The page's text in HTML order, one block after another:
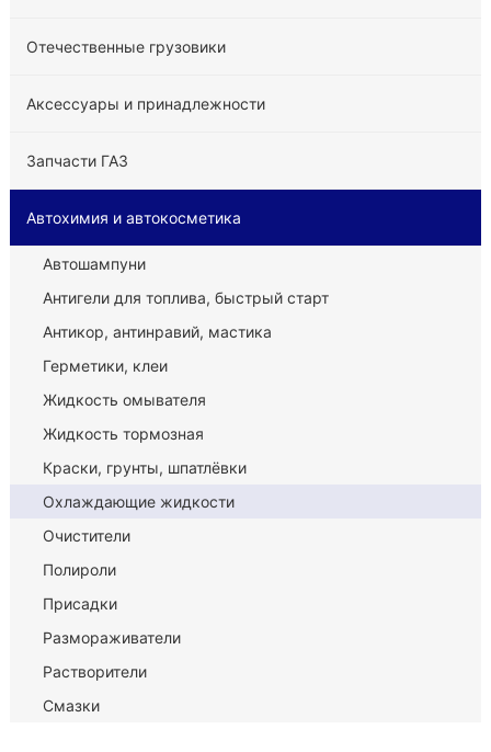
Отечественные грузовики
Аксессуары и принадлежности
Запчасти ГАЗ
Автохимия и автокосметика
Автошампуни
Антигели для топлива, быстрый старт
Антикор, антинравий, мастика
Герметики, клеи
Жидкость омывателя
Жидкость тормозная
Краски, грунты, шпатлёвки
Охлаждающие жидкости
Очистители
Полироли
Присадки
Размораживатели
Растворители
Смазки